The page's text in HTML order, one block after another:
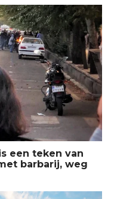
een teken van
barbarij, weg